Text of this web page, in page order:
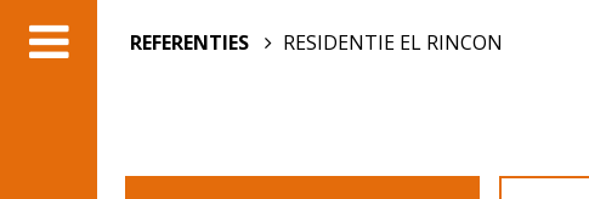
REFERENTIES RESIDENTIE EL RINCON